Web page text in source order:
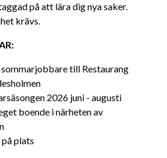
på att lära dig nya saker.
krävs.
till Restaurang
2026 juni - augusti
boende i närheten av
plats